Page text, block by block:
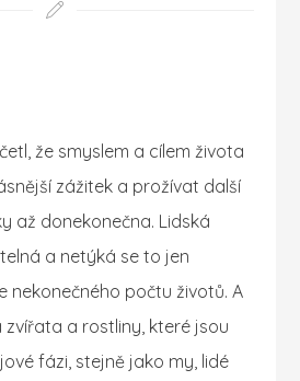
že smyslem a cílem života
zážitek a prožívat další
až donekonečna. Lidská
a netýká se to jen
nekonečného počtu životů. A
zvířata a rostliny, které jsou
fázi, stejně jako my, lidé